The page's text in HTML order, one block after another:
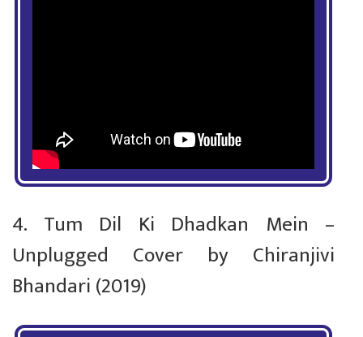
4. Tum Dil Ki Dhadkan Mein –
Unplugged Cover by Chiranjivi
Bhandari (2019)